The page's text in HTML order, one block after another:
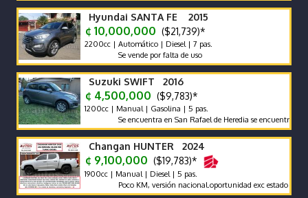
Hyundai SANTA FE 2015
¢ 10,000,000 ($21,739)*
2200cc | Automático | Diesel | 7 pas.
Se vende por falta de uso
Suzuki SWIFT 2016
¢ 4,500,000 ($9,783)*
1200cc | Manual | Gasolina | 5 pas.
Se encuentra en San Rafael de Heredia se encuentra en
Changan HUNTER 2024
¢ 9,100,000 ($19,783)*
1900cc | Manual | Diesel | 5 pas.
Poco KM, versión nacional.oportunidad exc estado